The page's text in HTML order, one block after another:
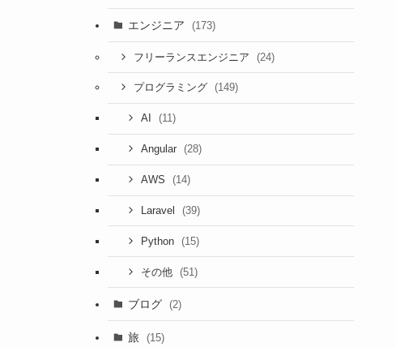
エンジニア (173)
フリーランスエンジニア (24)
プログラミング (149)
AI (11)
Angular (28)
AWS (14)
Laravel (39)
Python (15)
その他 (51)
ブログ (2)
旅 (15)